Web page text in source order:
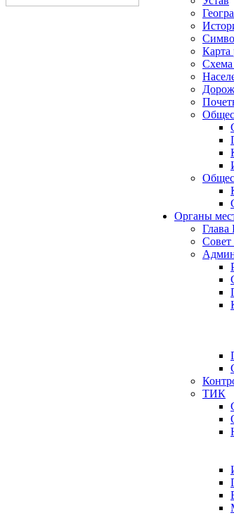
Карта
Схема
Органы
Глава
Совет
ТИК